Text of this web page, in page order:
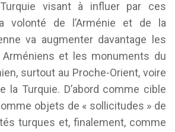
visant à influer par ces
volonté de l’Arménie et de la
va augmenter davantage les
et les monuments du
surtout au Proche-Orient, voire
la Turquie. D’abord comme cible
objets de « sollicitudes » de
turques et, finalement, comme